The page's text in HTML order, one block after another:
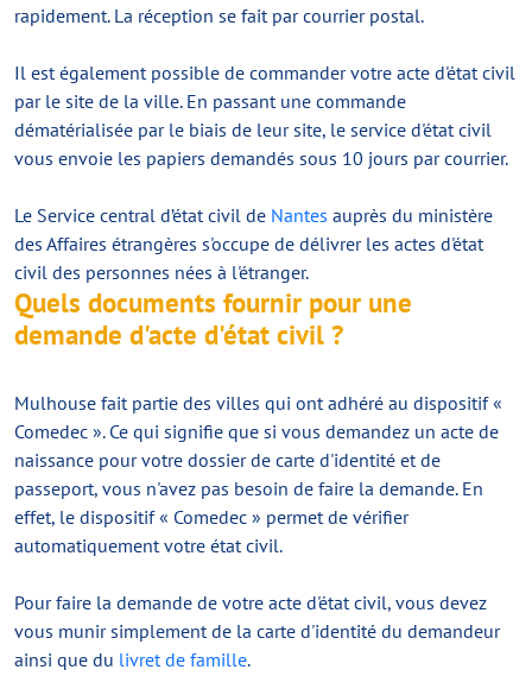
rapidement. La réception se fait par courrier postal.
Il est également possible de commander votre acte d'état civil
par le site de la ville. En passant une commande
dématérialisée par le biais de leur site, le service d'état civil
vous envoie les papiers demandés sous 10 jours par courrier.
Le Service central d’état civil de Nantes auprès du ministère
des Affaires étrangères s'occupe de délivrer les actes d'état
civil des personnes nées à l'étranger.
Quels documents fournir pour une
demande d'acte d'état civil ?
Mulhouse fait partie des villes qui ont adhéré au dispositif «
Comedec ». Ce qui signifie que si vous demandez un acte de
naissance pour votre dossier de carte d'identité et de
passeport, vous n'avez pas besoin de faire la demande. En
effet, le dispositif « Comedec » permet de vérifier
automatiquement votre état civil.
Pour faire la demande de votre acte d'état civil, vous devez
vous munir simplement de la carte d'identité du demandeur
ainsi que du livret de famille.